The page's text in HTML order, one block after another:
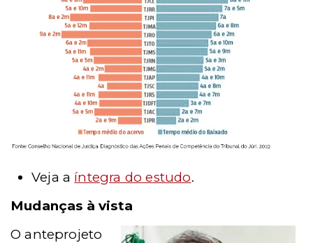
Veja a íntegra do estudo.
Mudanças à vista
O anteprojeto